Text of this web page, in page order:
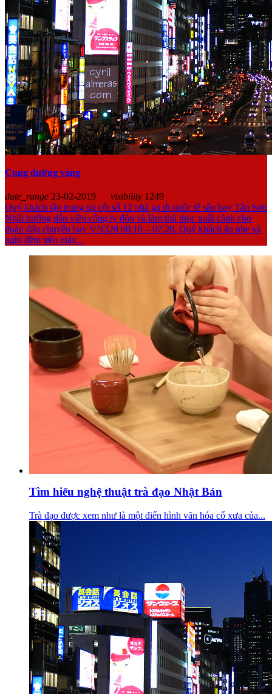
Cung đường vàng
date_range 23-02-2019 visibility 1249
Quý khách tập trung tại cột số 12 nhà ga đi quốc tế sân bay Tân Sơn
Nhất hướng dẫn viên công ty đón và làm thủ thục xuất cảnh cho
đoàn đáp chuyến bay VN320 00:10 – 07:20. Quý khách ăn nhẹ và
nghỉ đêm trên máy...
Tìm hiểu nghệ thuật trà đạo Nhật Bản
Trà đạo được xem như là một điển hình văn hóa cổ xưa của...